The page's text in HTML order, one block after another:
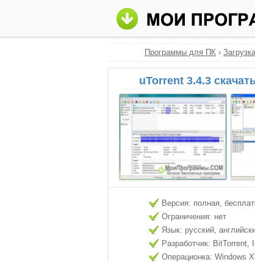
Программы для ПК ›
uTorrent 3.4.3
Версия: полная,
Ограничения: нет
Язык: русский,
Разработчик: BitTorrent,
Операционка: Windows